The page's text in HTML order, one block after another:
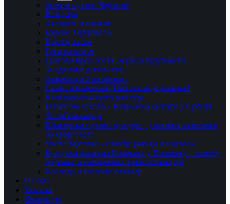
Зелени путеви Чајетине
Исти смо
Активни и снажни
Корени Пријепоља
Прибој за све
Тата волим те
Трагови прошлости, кораци будућности
За здравије детињство
Знаменити Златиборци
Стани и размисли! Насиље није решење!
Нововарошка културна тура
Богатство векова – Бошњачка култура у Србији
ДигиГенерација
Пештерски путеви културе – уметност живљења
на крају света
Чиста Чајетина – између развоја и очувања
Културна баштина Бошњака у Полимљу – између
очувања и савремених трансформација
Последњи сведоци слободе
О нама
Контакт
Импресум